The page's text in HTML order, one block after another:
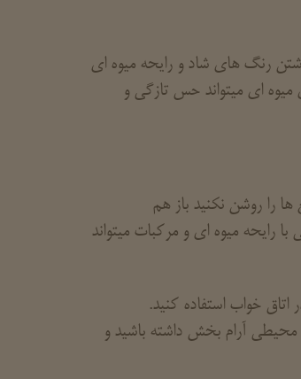
رنگ های شاد و رایحه میوه ای
میوه ای میتواند حس تازگی و
را روشن نکنید باز هم
رایحه میوه ای و مرکبات میتواند
اتاق خواب استفاده کنید.
محیطی آرام بخش داشته باشید و